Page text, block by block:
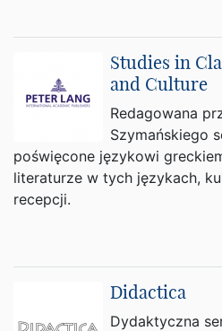
Studies in
and Culture
Redagowana
Szymańskiego
poświęcone językowi
literaturze w tych językach,
recepcji.
Didactica
Dydaktyczna